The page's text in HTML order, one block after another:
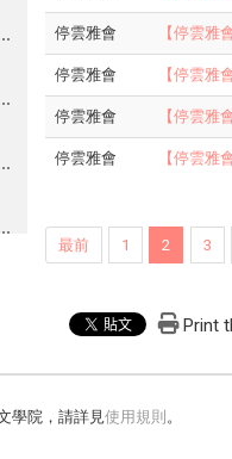
停雲雅會 【停雲雅
停雲雅會 【停雲雅
停雲雅會 【停雲雅
停雲雅會 【停雲雅
最前 1 2 3
Print
學院，請詳見使用規則 。